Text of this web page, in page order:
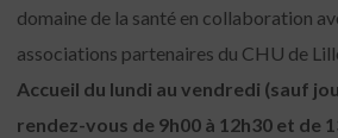
domaine de la santé en collaboration
associations partenaires du CHU de
Accueil du lundi au vendredi (sauf
rendez-vous de 9h00 à 12h30 et de